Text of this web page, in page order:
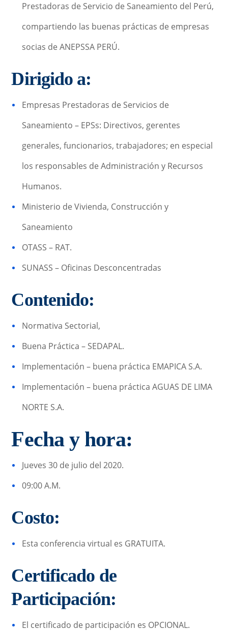
Prestadoras de Servicio de Saneamiento del Perú,
compartiendo las buenas prácticas de empresas
socias de ANEPSSA PERÚ.
Dirigido a:
Empresas Prestadoras de Servicios de
Saneamiento – EPSs: Directivos, gerentes
generales, funcionarios, trabajadores; en especial
los responsables de Administración y Recursos
Humanos.
Ministerio de Vivienda, Construcción y
Saneamiento
OTASS – RAT.
SUNASS – Oficinas Desconcentradas
Contenido:
Normativa Sectorial,
Buena Práctica – SEDAPAL.
Implementación – buena práctica EMAPICA S.A.
Implementación – buena práctica AGUAS DE LIMA
NORTE S.A.
Fecha y hora:
Jueves 30 de julio del 2020.
09:00 A.M.
Costo:
Esta conferencia virtual es GRATUITA.
Certificado de
Participación:
El certificado de participación es OPCIONAL.